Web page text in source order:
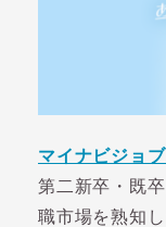
マイナビジョ
第二新卒・既
職市場を熟知